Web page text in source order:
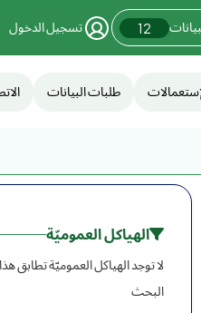
12 تسجيل الدخول
طلبات البيانات
الهياكل العموميّة
لا توجد الهياكل العموميّة تطابق هذا
البحث